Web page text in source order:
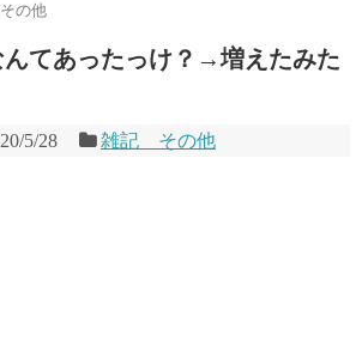
の他
てあったっけ？→増えたみた
5/28 雑記 その他